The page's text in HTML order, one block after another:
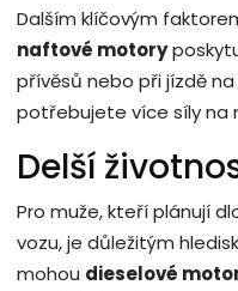
Dalším klíčovým
naftové motory
přívěsů nebo při jízdě
potřebujete více síly na
Delší
Pro muže, kteří plánují
vozu, je důležitým
mohou dieselové